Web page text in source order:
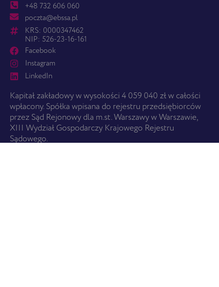
+48 732 606 060
poczta@ebssa.pl
KRS: 0000347462
NIP: 526-23-16-161
Facebook
Instagram
LinkedIn
Kapitał zakładowy w wysokości 4 059 040 zł w całości
wpłacony. Spółka wpisana do rejestru przedsiębiorców
przez Sąd Rejonowy dla m.st. Warszawy w Warszawie,
XIII Wydział Gospodarczy Krajowego Rejestru
Sądowego.